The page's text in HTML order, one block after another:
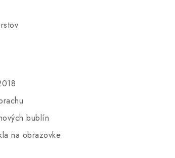
bublín
na obrazovke